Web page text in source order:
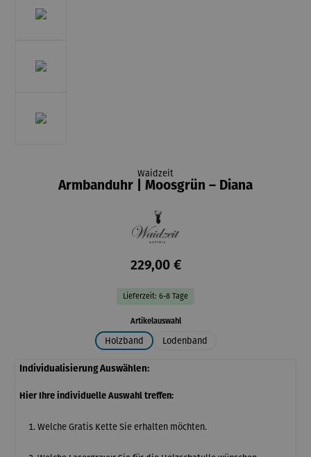
Waidzeit
Armbanduhr | Moosgrün – Diana
229,00 €
Lieferzeit: 6-8 Tage
Artikelauswahlauswählen
Holzband Lodenband
Individualisierung Auswählen:
Hier Ihre individuelle Auswahl treffen:
Welche Gratis Kette Sie erhalten möchten.